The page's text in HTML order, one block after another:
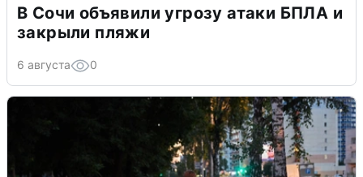
В Сочи объявили угрозу атаки БПЛА и
закрыли пляжи
6 августа 0